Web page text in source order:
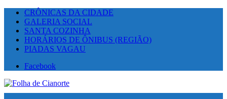
CRÔNICAS DA CIDADE
GALERIA SOCIAL
SANTA COZINHA
HORÁRIOS DE ÔNIBUS (REGIÃO)
PIADAS VAGAU
Facebook